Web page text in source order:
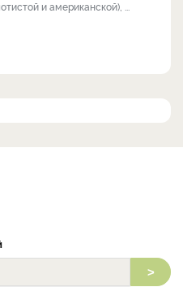
и американской), ...
>